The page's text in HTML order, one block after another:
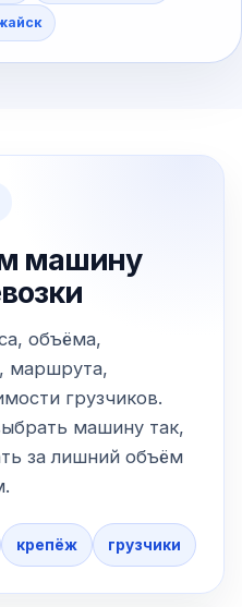
машину
объёма,
маршрута,
грузчиков.
машину так,
за лишний объём
крепёж грузчики